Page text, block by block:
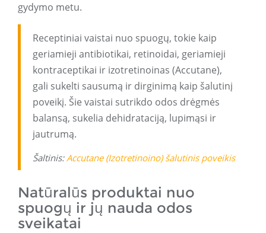
gydymo metu.
Receptiniai vaistai nuo spuogų, tokie kaip
geriamieji antibiotikai, retinoidai, geriamieji
kontraceptikai ir izotretinoinas (Accutane),
gali sukelti sausumą ir dirginimą kaip šalutinį
poveikį. Šie vaistai sutrikdo odos drėgmės
balansą, sukelia dehidrataciją, lupimąsi ir
jautrumą.
Šaltinis:Accutane (Izotretinoino) šalutinis poveikis
Natūralūs produktai nuo
spuogų ir jų nauda odos
sveikatai